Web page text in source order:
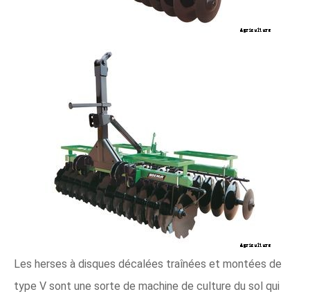
Les herses à disques décalées traînées et montées de
type V sont une sorte de machine de culture du sol qui